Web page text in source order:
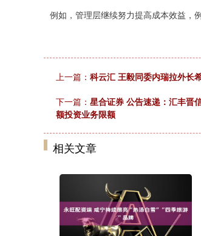
例如，管理层继续努力提高成本效益，
上一篇： 科云汇 王毅同委内瑞拉外长
下一篇： 星合证券 公告速递：汇丰晋
额投资业务限额
相关文章